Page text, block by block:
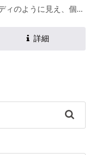
ィのように見え、個人
に非常に適していま
詳細